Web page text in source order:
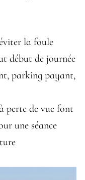
la foule
début de journée
parking payant,
perte de vue font
une séance